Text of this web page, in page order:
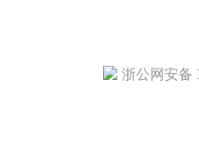
浙公网安备